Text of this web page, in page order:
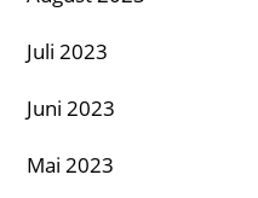
Juli 2023
Juni 2023
Mai 2023